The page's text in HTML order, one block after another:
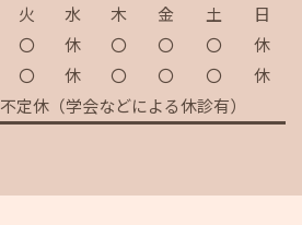
火 水 木 金 土
日
〇 休 〇 〇 〇
休
〇 休 〇 〇 〇
休
不定休（学会などによる休診有）